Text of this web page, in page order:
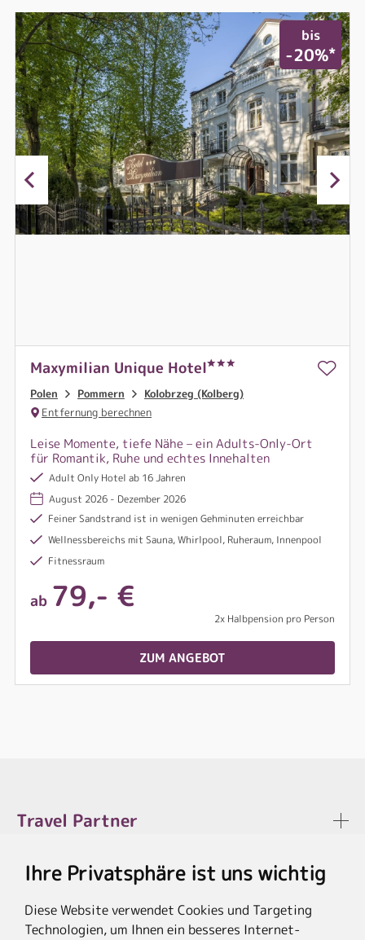
Ihre Privatsphäre ist uns wichtig
Diese Website verwendet Cookies und Targeting
Technologien, um Ihnen ein besseres Internet-
bis
-20%*
Maxymilian Unique Hotel
Polen Pommern
Kolobrzeg (Kolberg)
Entfernung berechnen
Leise Momente, tiefe Nähe – ein Adults-Only-Ort
für Romantik, Ruhe und echtes Innehalten
Adult Only Hotel ab 16 Jahren
August 2026 - Dezember 2026
Feiner Sandstrand ist in wenigen Gehminuten erreichbar
Wellnessbereichs mit Sauna, Whirlpool, Ruheraum, Innenpool
Fitnessraum
ab 79,- €
2x Halbpension pro Person
ZUM ANGEBOT
Travel Partner
Rechtliches